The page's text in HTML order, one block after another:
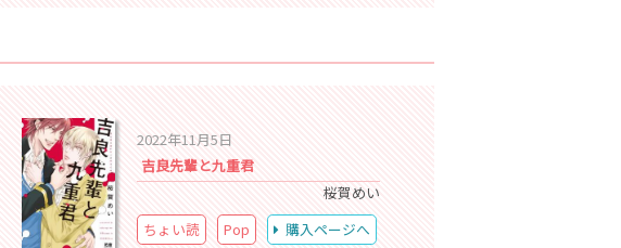
2022年11月5日
吉良先輩と九重君
桜賀めい
ちょい読
Pop 購入ページへ